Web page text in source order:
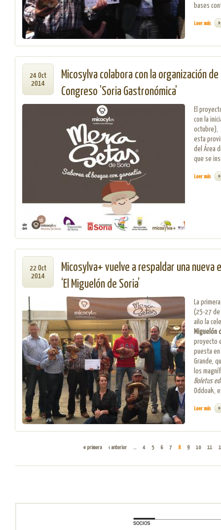
bases
Leer más
24 Oct
2014
Micosylva colabora con la organización
Congreso 'Soria Gastronómica'
El
con la
octubre),
esta
del Área
que se
Leer más
22 Oct
2014
Micosylva+ vuelve a respaldar una
‘El Miguelón de Soria’
La
(25-27
año la
Miguelón
proyecto
puesta en
Grande,
los
Boletus
Oddoak,
Leer más
« primera ‹ anterior … 4 5 6 7 8 9 10 11